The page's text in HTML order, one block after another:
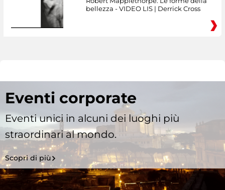
bellezza - VIDEO LIS | Derrick Cross
Eventi corporate
Eventi unici in alcuni dei luoghi più
straordinari al mondo.
Scopri di più